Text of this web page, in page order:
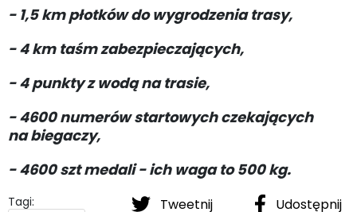
- 1,5 km płotków do wygrodzenia trasy,
- 4 km taśm zabezpieczających,
- 4 punkty z wodą na trasie,
- 4600 numerów startowych czekających
na biegaczy,
- 4600 szt medali - ich waga to 500 kg.
Tweetnij Udostępnij
Tagi: